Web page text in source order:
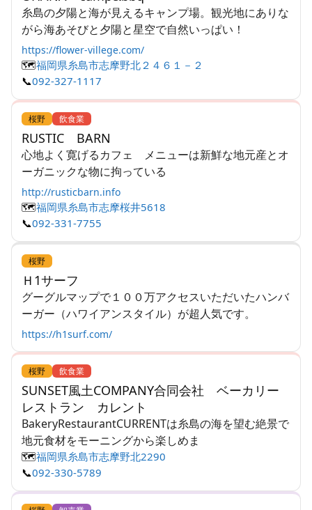
糸島の夕陽と海が見えるキャンプ場。観光地にありな
がら海あそびと夕陽と星空で自然いっぱい！
https://flower-villege.com/
🗺️福岡県糸島市志摩野北２４６１－２
📞092-327-1117
桜野 飲食業
RUSTIC BARN
心地よく寛げるカフェ メニューは新鮮な地元産とオ
ーガニックな物に拘っている
http://rusticbarn.info
🗺️福岡県糸島市志摩桜井5618
📞092-331-7755
桜野
Ｈ1サーフ
グーグルマップで１００万アクセスいただいたハンバ
ーガー（ハワイアンスタイル）が超人気です。
https://h1surf.com/
桜野 飲食業
SUNSET風土COMPANY合同会社 ベーカリー
レストラン カレント
BakeryRestaurantCURRENTは糸島の海を望む絶景で
地元食材をモーニングから楽しめま
🗺️福岡県糸島市志摩野北2290
📞092-330-5789